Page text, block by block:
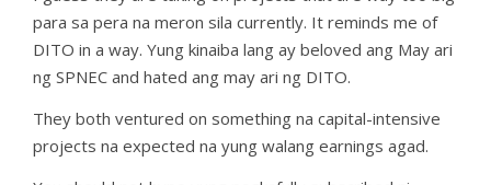
para sa pera na meron sila currently. It reminds me of
DITO in a way. Yung kinaiba lang ay beloved ang May ari
ng SPNEC and hated ang may ari ng DITO.
They both ventured on something na capital-intensive
projects na expected na yung walang earnings agad.